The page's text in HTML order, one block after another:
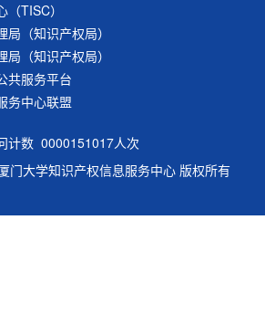
TISC）
（知识产权局）
（知识产权局）
共服务平台
务中心联盟
计数 0000151017人次
门大学知识产权信息服务中心 版权所有